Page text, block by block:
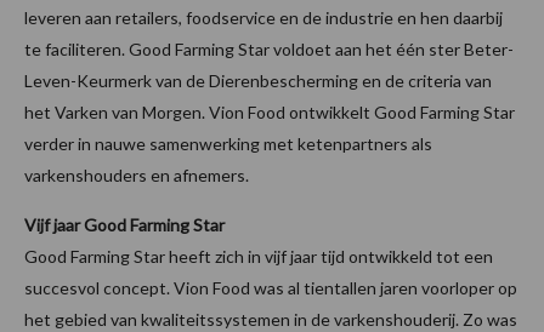
leveren aan retailers, foodservice en de industrie en hen daarbij
te faciliteren. Good Farming Star voldoet aan het één ster Beter-
Leven-Keurmerk van de Dierenbescherming en de criteria van
het Varken van Morgen. Vion Food ontwikkelt Good Farming Star
verder in nauwe samenwerking met ketenpartners als
varkenshouders en afnemers.
Vijf jaar Good Farming Star
Good Farming Star heeft zich in vijf jaar tijd ontwikkeld tot een
succesvol concept. Vion Food was al tientallen jaren voorloper op
het gebied van kwaliteitssystemen in de varkenshouderij. Zo was